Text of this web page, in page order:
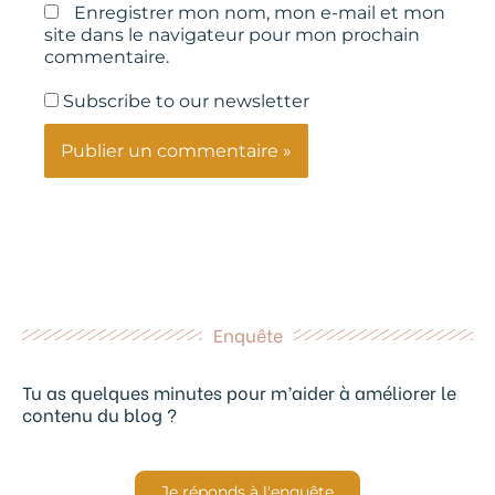
Enregistrer mon nom, mon e-mail et mon
site dans le navigateur pour mon prochain
commentaire.
Subscribe to our newsletter
Enquête
Tu as quelques minutes pour m’aider à améliorer le
contenu du blog ?